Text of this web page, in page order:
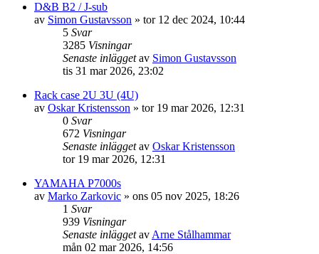
D&B B2 / J-sub
av Simon Gustavsson » tor 12 dec 2024, 10:44
5 Svar
3285 Visningar
Senaste inläggetav Simon Gustavsson
tis 31 mar 2026, 23:02
Rack case 2U 3U (4U)
av Oskar Kristensson » tor 19 mar 2026, 12:31
0 Svar
672 Visningar
Senaste inläggetav Oskar Kristensson
tor 19 mar 2026, 12:31
YAMAHA P7000s
av Marko Zarkovic » ons 05 nov 2025, 18:26
1 Svar
939 Visningar
Senaste inläggetav Arne Stålhammar
mån 02 mar 2026, 14:56